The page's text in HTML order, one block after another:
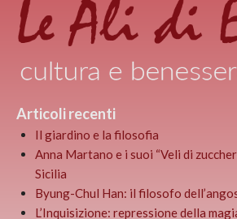
Articoli recenti
Il giardino e la filosofia
Anna Martano e i suoi “Veli di
Sicilia
Byung-Chul Han: il filosofo
L’Inquisizione: repressione della